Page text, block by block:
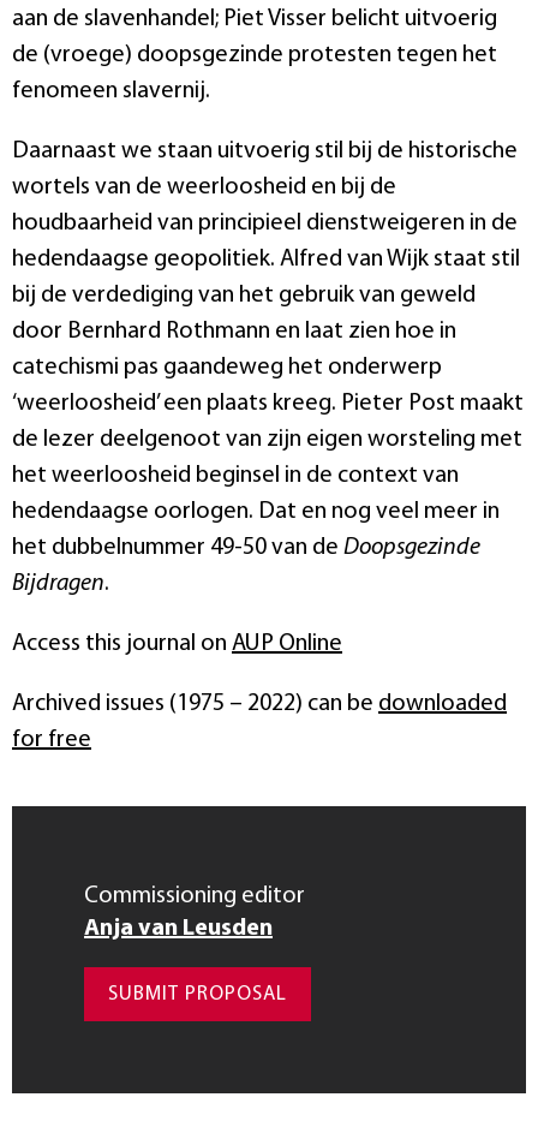
aan de slavenhandel; Piet Visser belicht uitvoerig
de (vroege) doopsgezinde protesten tegen het
fenomeen slavernij.
Daarnaast we staan uitvoerig stil bij de historische
wortels van de weerloosheid en bij de
houdbaarheid van principieel dienstweigeren in de
hedendaagse geopolitiek. Alfred van Wijk staat stil
bij de verdediging van het gebruik van geweld
door Bernhard Rothmann en laat zien hoe in
catechismi pas gaandeweg het onderwerp
‘weerloosheid’ een plaats kreeg. Pieter Post maakt
de lezer deelgenoot van zijn eigen worsteling met
het weerloosheid beginsel in de context van
hedendaagse oorlogen. Dat en nog veel meer in
het dubbelnummer 49-50 van de Doopsgezinde
Bijdragen.
Access this journal on AUP Online
Archived issues (1975 – 2022) can be downloaded
for free
Commissioning editor
Anja van Leusden
SUBMIT PROPOSAL